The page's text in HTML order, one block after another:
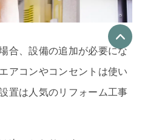
合、設備の追加が必要にな
アコンやコンセントは使い
置は人気のリフォーム工事
ォーム会社